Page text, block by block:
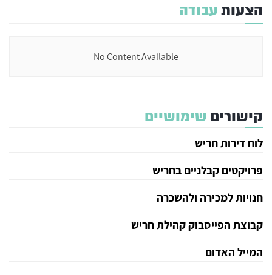
הצעותעבודה
No Content Available
קישורים שימושיים
לוח דירות חריש
פרויקטים קבלניים בחריש
חנויות למכירה ולהשכרה
קבוצת הפייסבוק קהילת חריש
המייל האדום